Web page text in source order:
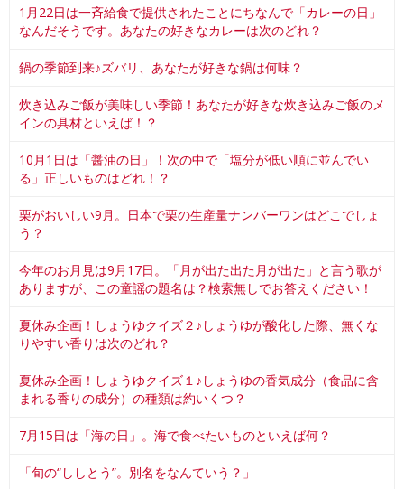
1月22日は一斉給食で提供されたことにちなんで「カレーの日」
なんだそうです。あなたの好きなカレーは次のどれ？
鍋の季節到来♪ズバリ、あなたが好きな鍋は何味？
炊き込みご飯が美味しい季節！あなたが好きな炊き込みご飯のメ
インの具材といえば！？
10月1日は「醤油の日」！次の中で「塩分が低い順に並んでい
る」正しいものはどれ！？
栗がおいしい9月。日本で栗の生産量ナンバーワンはどこでしょ
う？
今年のお月見は9月17日。「月が出た出た月が出た」と言う歌が
ありますが、この童謡の題名は？検索無しでお答えください！
夏休み企画！しょうゆクイズ２♪しょうゆが酸化した際、無くな
りやすい香りは次のどれ？
夏休み企画！しょうゆクイズ１♪しょうゆの香気成分（食品に含
まれる香りの成分）の種類は約いくつ？
7月15日は「海の日」。海で食べたいものといえば何？
「旬の“ししとう”。別名をなんていう？」